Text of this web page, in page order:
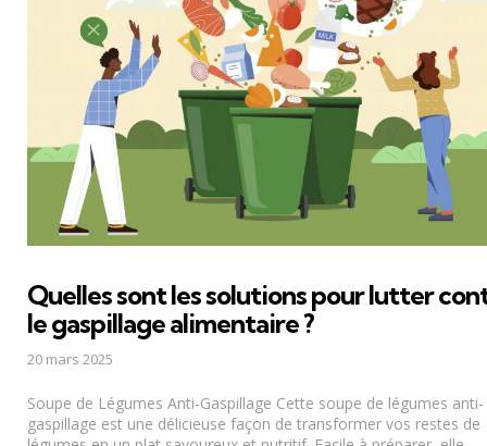
Quelles sont les solutions pour lutter
le gaspillage alimentaire ?
20 mars 2025
Soupe de Légumes Anti-Gaspillage Cette soupe de légumes anti-
gaspillage est une délicieuse façon de transformer vos restes de